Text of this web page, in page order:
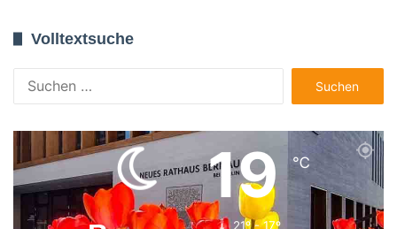
Volltextsuche
nach:
19℃
21º - 17º